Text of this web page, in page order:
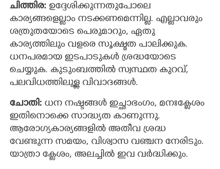
ചിത്തിര: ഉദ്ദേശിക്കുന്നതുപോലെ
കാര്യങ്ങളെല്ലാം നടക്കണമെന്നില്ല. എല്ലാവരും
ശത്രുതയോടെ പെരുമാറും, ഏതു
കാര്യത്തിലും വളരെ സൂക്ഷ്മത പാലിക്കുക.
ധനപരമായ ഇടപാടുകള്‍ ശ്രദ്ധയോടെ
ചെയ്യുക. കുടുംബത്തില്‍ സ്വസ്ഥത കുറവ്,
പലവിധത്തിലുള്ള വിവാദങ്ങള്‍.
ചോതി: ധന നഷ്ടങ്ങള്‍ ഇച്ഛാഭംഗം, മനഃക്ലേശം
ഇതിനൊക്കെ സാദ്ധ്യത കാണുന്നു.
ആരോഗ്യകാര്യങ്ങളില്‍ അതീവ ശ്രദ്ധ
വേണ്ടുന്ന സമയം, വിശ്വാസ വഞ്ചന നേരിടും.
യാത്രാ ക്ലേശം, അലച്ചിൽ ഇവ വര്‍ദ്ധിക്കും.